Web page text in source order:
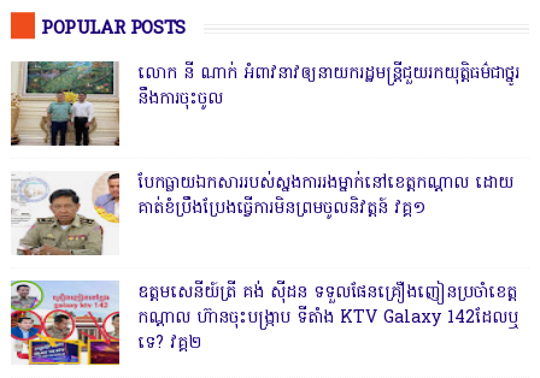
POPULAR POSTS
លោក នី ណាក់ អំពាវនាវឲ្យនាយករដ្ឋមន្ត្រីជួយរកយុត្តិធម៌ជាថ្នូរ
នឹងការចុះចូល
បែកធ្លាយឯកសាររបស់ស្នងការរងម្នាក់នៅខេត្តកណ្ដាល ដោយ
គាត់ខំប្រឹងប្រែងធ្វើការមិនព្រមចូលនិវត្តន៍ វគ្គ១
ឧត្តមសេនីយ៍ត្រី គង់ ស៊ីដន ទទួលផែនគ្រឿងញៀនប្រចាំខេត្ត
កណ្តាល ហ៊ានចុះបង្ក្រាប ទីតាំង KTV Galaxy 142ដែលឬ
ទេ? វគ្គ២